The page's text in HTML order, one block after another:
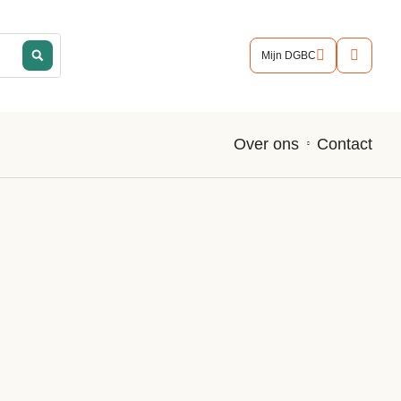
Mijn DGBC
Over ons Contact